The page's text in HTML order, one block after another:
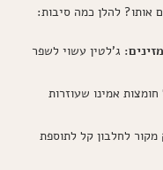
אותו? להלן כמה סיבות:
ג'לטין עשוי לשפר
אמינו שעוזרות
מקור לחלבון קל לתוספת